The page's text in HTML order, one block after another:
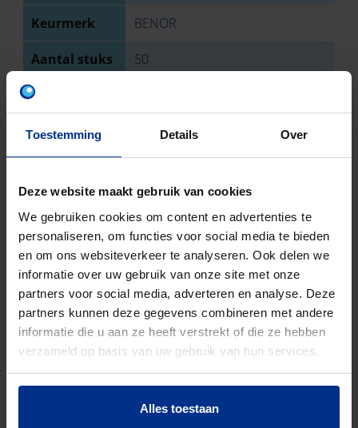
Toestemming Details Over
Deze website maakt gebruik van cookies
We gebruiken cookies om content en advertenties te
personaliseren, om functies voor social media te bieden
en om ons websiteverkeer te analyseren. Ook delen we
informatie over uw gebruik van onze site met onze
partners voor social media, adverteren en analyse. Deze
partners kunnen deze gegevens combineren met andere
informatie die u aan ze heeft verstrekt of die ze hebben
verzameld op basis van uw gebruik van hun services.
Alles toestaan
Keurmerk BENOR
Aantal stuks 50
Bruto
gewicht
DOWNLOADS
CONTACTEER ONS